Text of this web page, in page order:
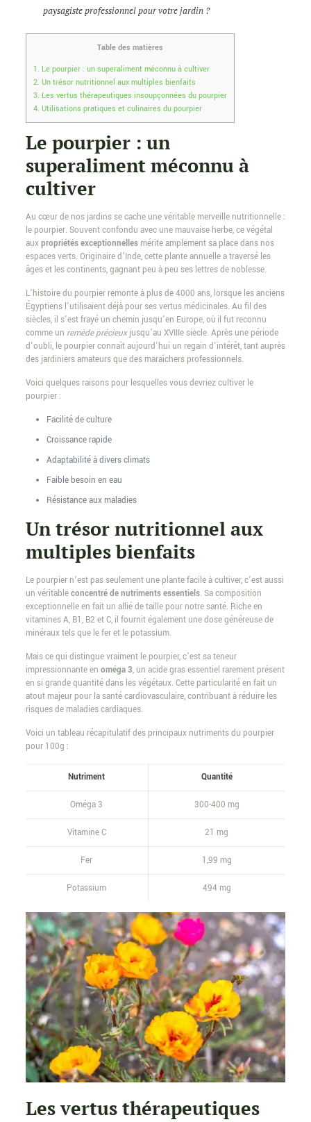
paysagiste professionnel pour votre jardin ?
Table des matières
1. Le pourpier : un superaliment méconnu à cultiver
2. Un trésor nutritionnel aux multiples bienfaits
3. Les vertus thérapeutiques insoupçonnées du pourpier
4. Utilisations pratiques et culinaires du pourpier
Le pourpier : un
superaliment méconnu à
cultiver
Au cœur de nos jardins se cache une véritable merveille nutritionnelle :
le pourpier. Souvent confondu avec une mauvaise herbe, ce végétal
auxpropriétés exceptionnellesmérite amplement sa place dans nos
espaces verts. Originaire d’Inde, cette plante annuelle a traversé les
âges et les continents, gagnant peu à peu ses lettres de noblesse.
L’histoire du pourpier remonte à plus de 4000 ans, lorsque les anciens
Égyptiens l’utilisaient déjà pour ses vertus médicinales. Au fil des
siècles, il s’est frayé un chemin jusqu’en Europe, où il fut reconnu
comme un remède précieuxjusqu’au XVIIIe siècle. Après une période
d’oubli, le pourpier connaît aujourd’hui un regain d’intérêt, tant auprès
des jardiniers amateurs que des maraîchers professionnels.
Voici quelques raisons pour lesquelles vous devriez cultiver le
pourpier :
Facilité de culture
Croissance rapide
Adaptabilité à divers climats
Faible besoin en eau
Résistance aux maladies
Un trésor nutritionnel aux
multiples bienfaits
Le pourpier n’est pas seulement une plante facile à cultiver, c’est aussi
un véritableconcentré de nutriments essentiels. Sa composition
exceptionnelle en fait un allié de taille pour notre santé. Riche en
vitamines A, B1, B2 et C, il fournit également une dose généreuse de
minéraux tels que le fer et le potassium.
Mais ce qui distingue vraiment le pourpier, c’est sa teneur
impressionnante en oméga 3, un acide gras essentiel rarement présent
en si grande quantité dans les végétaux. Cette particularité en fait un
atout majeur pour la santé cardiovasculaire, contribuant à réduire les
risques de maladies cardiaques.
Voici un tableau récapitulatif des principaux nutriments du pourpier
pour 100g :
Nutriment Quantité
Oméga 3 300-400 mg
Vitamine C 21 mg
Fer 1,99 mg
Potassium 494 mg
Les vertus thérapeutiques